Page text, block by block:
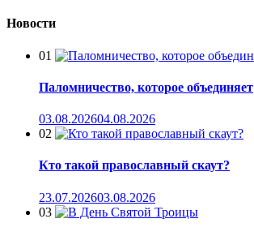
Новости
01
Паломничество, которое объединяет
03.08.202604.08.2026
02
Кто такой православный скаут?
23.07.202603.08.2026
03